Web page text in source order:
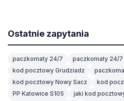
Ostatnie zapytania
paczkomaty 24/7
paczkomaty 24/7
kod pocztowy Grudziadz
kod pocztowy Nowy Sacz
kod
PP Katowice S105
jaki kod